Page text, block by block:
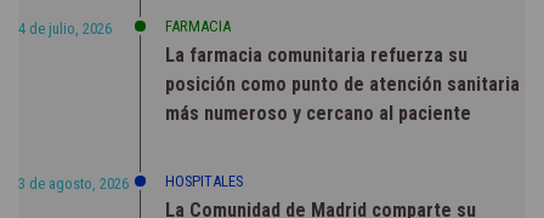
4 de julio, 2026 FARMACIA
La farmacia comunitaria refuerza su
posición como punto de atención sanitaria
más numeroso y cercano al paciente
3 de agosto, 2026 HOSPITALES
La Comunidad de Madrid comparte su